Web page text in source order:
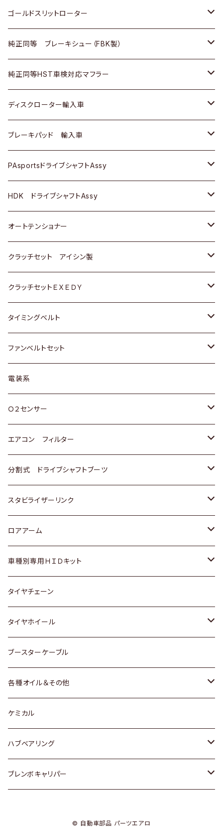
三菱ふそう
ＢＭＷ
三菱ふそう
その他
スバル
マツダ
三菱
スバル
三菱
ダイハツ
マツダ
三菱
スバル
日産
いすゞ
ダイハツ
マツダ
三菱
スバル
ＢＥＮＺ
スズキ
日産
ダイハツ
マツダ
三菱
スバル
ホンダ
日産
いすゞ
ダイハツ
マツダ
三菱
スバル
トヨタ
ホンダ
スズキ
日産
ダイハツ
マツダ
三菱
スバル
ゴールドスリットローター
トヨタ
ホンダ
スズキ
日産
ダイハツ
マツダ
三菱
スバル
純正同等 ブレーキシュー（FBK製）
ホンダ
スズキ
日産
ダイハツ
マツダ
三菱
スバル
純正同等HST車検対応マフラー
トヨタ
ホンダ
スズキ
日産
いすゞ
ダイハツ
マツダ
三菱
スバル
日野
ディスクローター輸入車
ＡＵＤＩ
ＢＥＮＺ
ＢＭＷ
GOLF
ＷＡＧＥＮ
アストロ（シボレー）
クライスラー
ブレーキパッド 輸入車
ＢＥＮＺ
ＢＭＷ
ＷＡＧＥＮ
ＶＯＬＶＯ
PAsportsドライブシャフトAssy
トヨタ
ホンダ
スズキ
日産
ダイハツ
マツダ
三菱
スバル
HDK ドライブシャフトAssy
スズキ
ダイハツ
日産
ホンダ
マツダ
オートテンショナー
トヨタ
クラッチセット アイシン製
ホンダ
スズキ
ダイハツ
マツダ
三菱
スバル
クラッチセットＥＸＥＤＹ
ホンダ
スズキ
日産
ダイハツ
マツダ
三菱
スバル
タイミングベルト
トヨタ
スズキ
ダイハツ
三菱
スバル
ファンベルトセット
トヨタ
ホンダ
スズキ
日産
いすゞ
ダイハツ
マツダ
三菱
スバル
レクサス
電装系
Ｏ２センサー
トヨタ
ホンダ
スズキ
日産
ダイハツ
マツダ
三菱
スバル
エアコン フィルター
トヨタ
ホンダ
スズキ
日産
いすゞ
ダイハツ
マツダ
三菱
スバル
分割式 ドライブシャフトブーツ
トヨタ
ホンダ
スズキ
日産
ダイハツ
スバル
スタビライザーリンク
トヨタ
ホンダ
スズキ
日産
ダイハツ
マツダ
ロアアーム
ホンダ
スズキ
日産
ダイハツ
マツダ
スバル
車種別専用ＨＩＤキット
トヨタ
マツダ
タイヤチェーン
タイヤホイール
トヨタ
ホンダ
スズキ
日産
ダイハツ
ブースターケーブル
各種オイル＆その他
ディーデル洗浄添加剤
ケミカル
ハブベアリング
トヨタ
ブレンボキャリパー
© 自動車部品 パーツエアロ